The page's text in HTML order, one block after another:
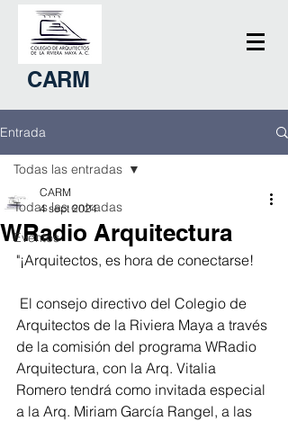
CARM
Entrada
Todas las entradas
Eventos
Todas las entradas
WRadio Arquitectura
CARM
4 sept 2024
"¡Arquitectos, es hora de conectarse!
El consejo directivo del Colegio de
Arquitectos de la Riviera Maya a través
de la comisión del programa WRadio
Arquitectura, con la Arq. Vitalia
Romero tendrá como invitada especial
a la Arq. Miriam García Rangel, a las